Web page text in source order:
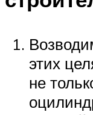
этих
не